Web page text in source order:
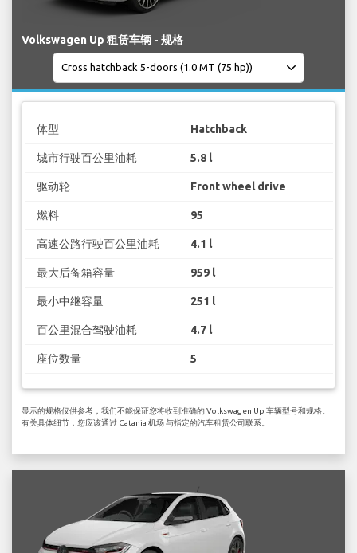
Volkswagen Up 租赁车辆 - 规格
体型 Hatchback
城市行驶百公里油耗 5.8 l
驱动轮 Front wheel drive
燃料 95
高速公路行驶百公里油耗 4.1 l
最大后备箱容量 959 l
最小中继容量 251 l
百公里混合驾驶油耗 4.7 l
座位数量 5
显示的规格仅供参考，我们不能保证您将收到准确的 Volkswagen Up 车辆型号和规格。
有关具体细节，您应该通过 Catania 机场 与指定的汽车租赁公司联系。